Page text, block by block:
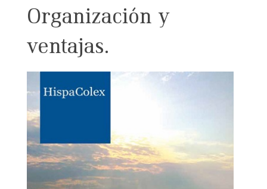
Organización y
ventajas.